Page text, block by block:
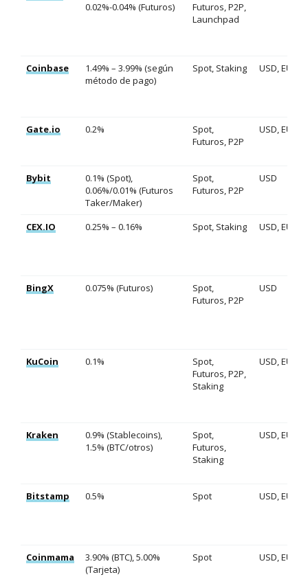
0.02%-0.04% (Futuros)
Futuros, P2P,
Launchpad
Coinbase
1.49% – 3.99% (según
método de pago)
Spot, Staking USD, EUR
Gate.io 0.2%
Spot,
Futuros, P2P
USD, EUR
Bybit
0.1% (Spot),
0.06%/0.01% (Futuros
Taker/Maker)
Spot,
Futuros, P2P
USD
CEX.IO 0.25% – 0.16% Spot, Staking USD, EUR
BingX 0.075% (Futuros)
Spot,
Futuros, P2P
USD
KuCoin 0.1%
Spot,
Futuros, P2P,
Staking
USD, EUR
Kraken
0.9% (Stablecoins),
1.5% (BTC/otros)
Spot,
Futuros,
Staking
USD, EUR
Bitstamp 0.5% Spot USD, EUR
Coinmama
3.90% (BTC), 5.00%
(Tarjeta)
Spot USD, EUR